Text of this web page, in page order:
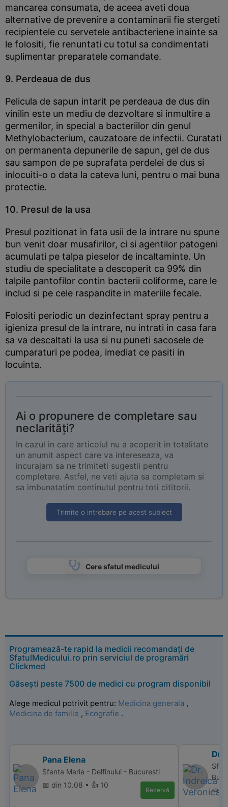
mancarea consumata, de aceea aveti doua
alternative de prevenire a contaminarii fie stergeti
recipientele cu servetele antibacteriene inainte sa
le folositi, fie renuntati cu totul sa condimentati
suplimentar preparatele comandate.
9. Perdeaua de dus
Pelicula de sapun intarit pe perdeaua de dus din
vinilin este un mediu de dezvoltare si inmultire a
germenilor, in special a bacteriilor din genul
Methylobacterium, cauzatoare de infectii. Curatati
on permanenta depunerile de sapun, gel de dus
sau sampon de pe suprafata perdelei de dus si
inlocuiti-o o data la cateva luni, pentru o mai buna
protectie.
10. Presul de la usa
Presul pozitionat in fata usii de la intrare nu spune
bun venit doar musafirilor, ci si agentilor patogeni
acumulati pe talpa pieselor de incaltaminte. Un
studiu de specialitate a descoperit ca 99% din
talpile pantofilor contin bacterii coliforme, care le
includ si pe cele raspandite in materiile fecale.
Folositi periodic un dezinfectant spray pentru a
igieniza presul de la intrare, nu intrati in casa fara
sa va descaltati la usa si nu puneti sacosele de
cumparaturi pe podea, imediat ce pasiti in
locuinta.
Ai o propunere de completare sau
neclarități?
In cazul in care articolul nu a acoperit in totalitate
un anumit aspect care va intereseaza, va
incurajam sa ne trimiteti sugestii pentru
completare. Astfel, ne veti ajuta sa completam si
sa imbunatatim continutul pentru toti cititorii.
Trimite o intrebare pe acest subiect
Cere sfatul medicului
Programează-te rapid la medicii recomandați de
SfatulMedicului.ro prin serviciul de programări
Clickmed
Găsești peste 7500 de medici cu program disponibil
Alege medicul potrivit pentru: Medicina generala ,
Medicina de familie , Ecografie .
Pana Elena
Sfanta Maria - Delfinului - Bucuresti
📅 din 10.08 • 👍 10
Rezervă
Dr.
📅